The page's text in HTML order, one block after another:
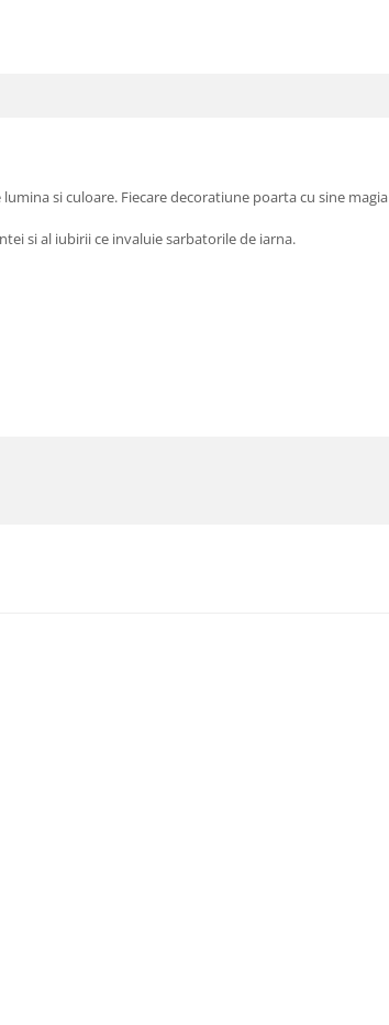
si culoare. Fiecare decoratiune poarta cu sine magia
si al iubirii ce invaluie sarbatorile de iarna.